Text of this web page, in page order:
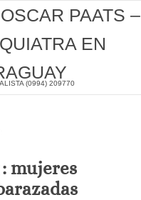
PAATS –
EN
(0994) 209770
mujeres